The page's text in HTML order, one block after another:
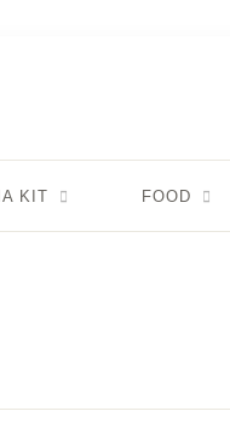
KIT FOOD